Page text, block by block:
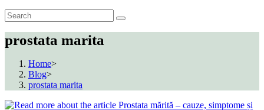
prostata marita
Home>
Blog>
prostata marita